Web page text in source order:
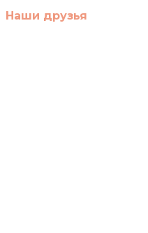
Наши друзья